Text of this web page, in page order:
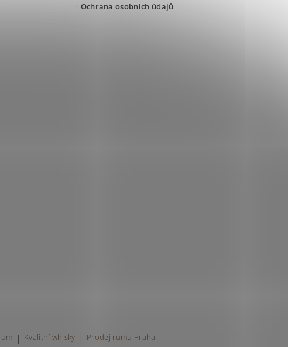
Ochrana osobních údajů
| Kvalitní whisky | Prodej rumu Praha